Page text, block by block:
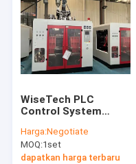
mesin cetak
pukulan otomatis
Cetakan Botol Plastik
Plastik mesin bantu
WiseTech PLC
Control System
Molding Machine
Mesin cetakan
Harga:Negotiate
MOQ:1set
dapatkan harga terbaru